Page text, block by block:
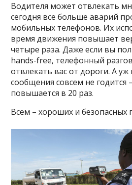
Водителя может отвлекать
сегодня все больше аварий
мобильных телефонов. Их
время движения повышает
четыре раза. Даже если вы
hands-free, телефонный
отвлекать вас от дороги. А
сообщения совсем не годится
повышается в 20 раз.
Всем – хороших и безопасных